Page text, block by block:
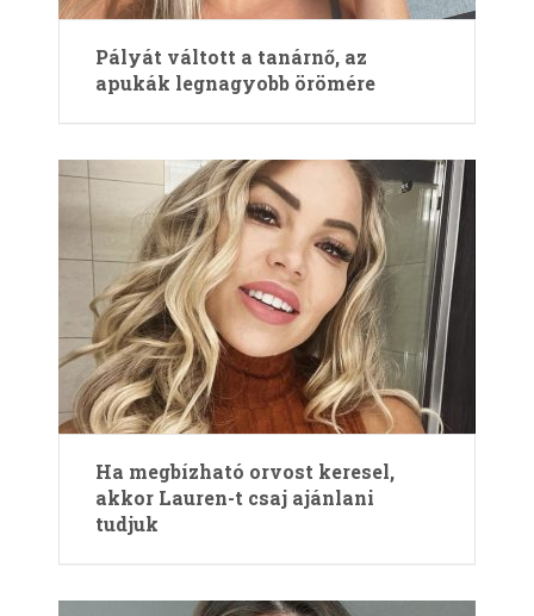
Pályát váltott a tanárnő, az
apukák legnagyobb örömére
Ha megbízható orvost keresel,
akkor Lauren-t csaj ajánlani
tudjuk